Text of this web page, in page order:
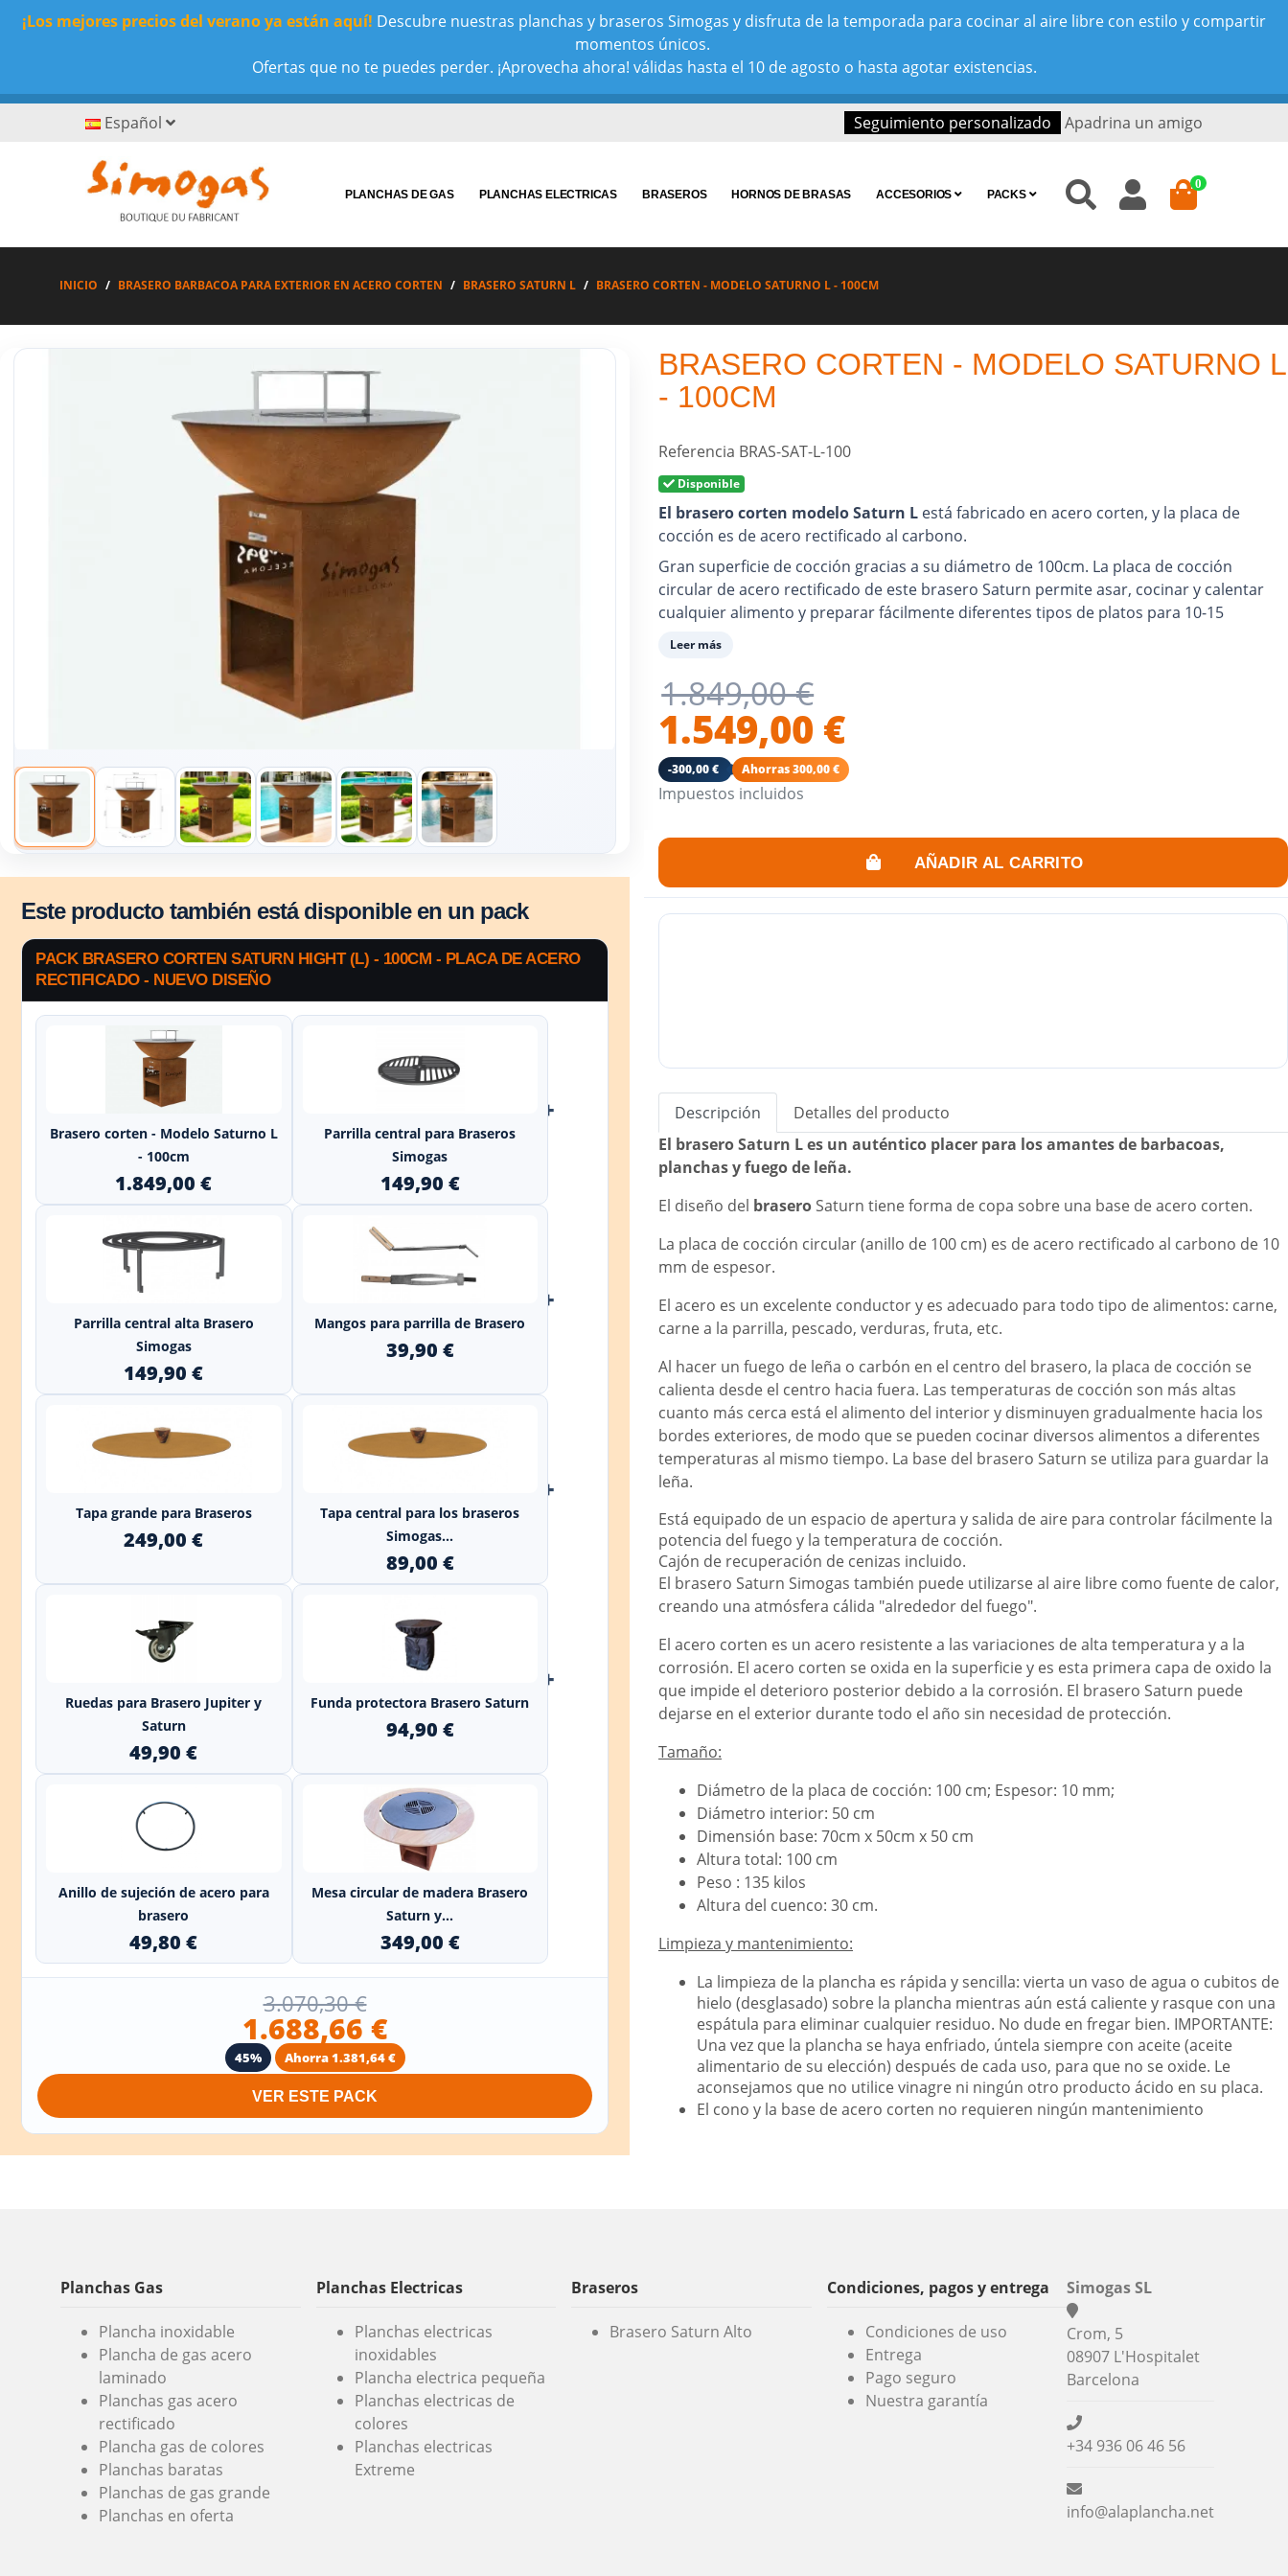
¡Los mejores precios del verano ya están aquí! Descubre nuestras planchas y braseros Simogas y disfruta de la temporada para cocinar al aire libre con estilo y compartir
momentos únicos.
Ofertas que no te puedes perder. ¡Aprovecha ahora! válidas hasta el 10 de agosto o hasta agotar existencias.
Español Seguimiento personalizado Apadrina un amigo
PLANCHAS DE GAS PLANCHAS ELECTRICAS BRASEROS HORNOS DE BRASAS ACCESORIOS PACKS
0
INICIO BRASERO BARBACOA PARA EXTERIOR EN ACERO CORTEN BRASERO SATURN L BRASERO CORTEN - MODELO SATURNO L - 100CM
BRASERO CORTEN - MODELO SATURNO L
- 100CM
Referencia BRAS-SAT-L-100
Disponible
El brasero corten modelo Saturn L está fabricado en acero corten, y la placa de
cocción es de acero rectificado al carbono.
Gran superficie de cocción gracias a su diámetro de 100cm. La placa de cocción
circular de acero rectificado de este brasero Saturn permite asar, cocinar y calentar
cualquier alimento y preparar fácilmente diferentes tipos de platos para 10-15
personas.
de cocción.
Cajón para cenizas incluido.
Su fuego también convierte su jardín en un espacio acogedor y cálido.
Leer más
1.849,00 €
1.549,00 €
-300,00 € Ahorras 300,00 €
Impuestos incluidos
AÑADIR AL CARRITO
Descripción
Detalles del producto
El brasero Saturn L es un auténtico placer para los amantes de barbacoas,
planchas y fuego de leña.
El diseño del brasero Saturn tiene forma de copa sobre una base de acero corten.
La placa de cocción circular (anillo de 100 cm) es de acero rectificado al carbono de 10
mm de espesor.
El acero es un excelente conductor y es adecuado para todo tipo de alimentos: carne,
carne a la parrilla, pescado, verduras, fruta, etc.
Al hacer un fuego de leña o carbón en el centro del brasero, la placa de cocción se
calienta desde el centro hacia fuera. Las temperaturas de cocción son más altas
cuanto más cerca está el alimento del interior y disminuyen gradualmente hacia los
bordes exteriores, de modo que se pueden cocinar diversos alimentos a diferentes
temperaturas al mismo tiempo. La base del brasero Saturn se utiliza para guardar la
leña.
Está equipado de un espacio de apertura y salida de aire para controlar fácilmente la
potencia del fuego y la temperatura de cocción.
Cajón de recuperación de cenizas incluido.
El brasero Saturn Simogas también puede utilizarse al aire libre como fuente de calor,
creando una atmósfera cálida "alrededor del fuego".
El acero corten es un acero resistente a las variaciones de alta temperatura y a la
corrosión. El acero corten se oxida en la superficie y es esta primera capa de oxido la
que impide el deterioro posterior debido a la corrosión. El brasero Saturn puede
dejarse en el exterior durante todo el año sin necesidad de protección.
Tamaño:
Diámetro de la placa de cocción: 100 cm; Espesor: 10 mm;
Diámetro interior: 50 cm
Dimensión base: 70cm x 50cm x 50 cm
Altura total: 100 cm
Peso : 135 kilos
Altura del cuenco: 30 cm.
Limpieza y mantenimiento:
La limpieza de la plancha es rápida y sencilla: vierta un vaso de agua o cubitos de
hielo (desglasado) sobre la plancha mientras aún está caliente y rasque con una
espátula para eliminar cualquier residuo. No dude en fregar bien. IMPORTANTE:
Una vez que la plancha se haya enfriado, úntela siempre con aceite (aceite
alimentario de su elección) después de cada uso, para que no se oxide. Le
aconsejamos que no utilice vinagre ni ningún otro producto ácido en su placa.
El cono y la base de acero corten no requieren ningún mantenimiento
Este producto también está disponible en un pack
PACK BRASERO CORTEN SATURN HIGHT (L) - 100CM - PLACA DE ACERO
RECTIFICADO - NUEVO DISEÑO
Brasero corten - Modelo Saturno L
- 100cm
1.849,00 €
Parrilla central para Braseros
Simogas
149,90 €
+
Parrilla central alta Brasero
Simogas
149,90 €
Mangos para parrilla de Brasero
39,90 €
+
Tapa grande para Braseros
249,00 €
Tapa central para los braseros
Simogas...
89,00 €
+
Ruedas para Brasero Jupiter y
Saturn
49,90 €
Funda protectora Brasero Saturn
94,90 €
+
Anillo de sujeción de acero para
brasero
49,80 €
Mesa circular de madera Brasero
Saturn y...
349,00 €
3.070,30 €
1.688,66 €
45% Ahorra 1.381,64 €
VER ESTE PACK
Planchas Gas
Plancha inoxidable
Plancha de gas acero
laminado
Planchas gas acero
rectificado
Plancha gas de colores
Planchas baratas
Planchas de gas grande
Planchas en oferta
Planchas Electricas
Planchas electricas
inoxidables
Plancha electrica pequeña
Planchas electricas de
colores
Planchas electricas
Extreme
Braseros
Brasero Saturn Alto
Condiciones, pagos y entrega
Condiciones de uso
Entrega
Pago seguro
Nuestra garantía
Simogas SL
Crom, 5
08907 L'Hospitalet
Barcelona
+34 936 06 46 56
info@alaplancha.net